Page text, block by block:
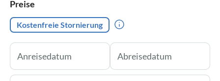
Preise
Kostenfreie Stornierung